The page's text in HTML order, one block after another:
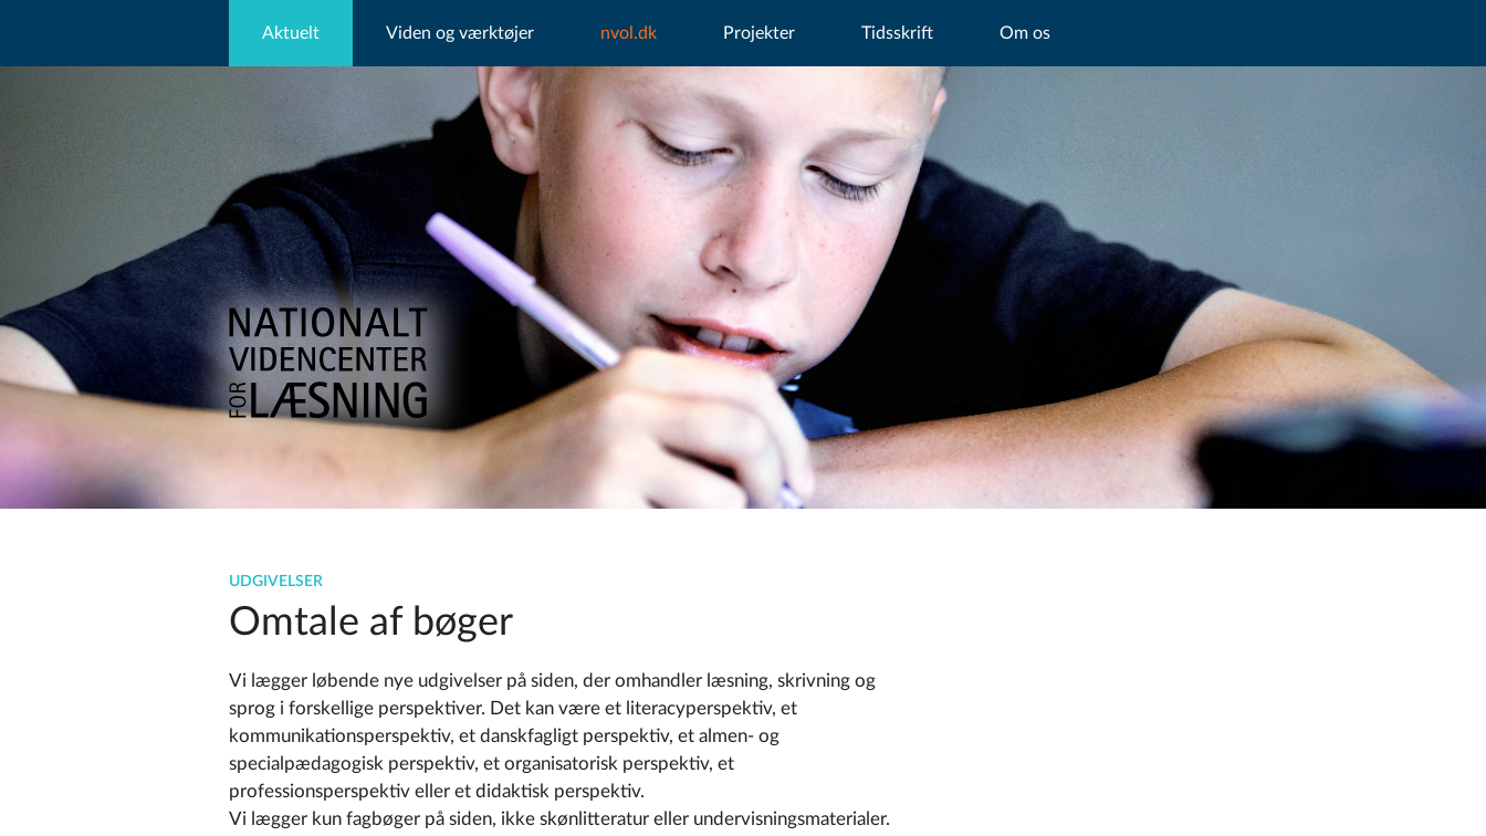
Aktuelt Viden og værktøjer nvol.dk Projekter Tidsskrift Om os
UDGIVELSER
Omtale af bøger
Vi lægger løbende nye udgivelser på siden, der omhandler læsning, skrivning og
sprog i forskellige perspektiver. Det kan være et literacyperspektiv, et
kommunikationsperspektiv, et danskfagligt perspektiv, et almen- og
specialpædagogisk perspektiv, et organisatorisk perspektiv, et
professionsperspektiv eller et didaktisk perspektiv.
Vi lægger kun fagbøger på siden, ikke skønlitteratur eller undervisningsmaterialer.